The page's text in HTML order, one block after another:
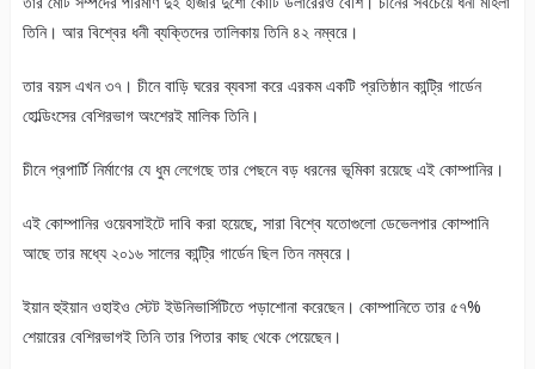
তিনি। আর বিশ্বের ধনী ব্যক্তিদের তালিকায় তিনি ৪২ নম্বরে।
তার বয়স এখন ৩৭। চীনে বাড়ি ঘরের ব্যবসা করে এরকম একটি প্রতিষ্ঠান কান্ট্রি গার্ডেন
হোল্ডিংসের বেশিরভাগ অংশেরই মালিক তিনি।
চীনে প্রপার্টি নির্মাণের যে ধুম লেগেছে তার পেছনে বড় ধরনের ভূমিকা রয়েছে এই কোম্পানির।
এই কোম্পানির ওয়েবসাইটে দাবি করা হয়েছে, সারা বিশ্বে যতোগুলো ডেভেলপার কোম্পানি
আছে তার মধ্যে ২০১৬ সালের কান্ট্রি গার্ডেন ছিল তিন নম্বরে।
ইয়ান হুইয়ান ওহাইও স্টেট ইউনিভার্সিটিতে পড়াশোনা করেছেন। কোম্পানিতে তার ৫৭%
শেয়ারের বেশিরভাগই তিনি তার পিতার কাছ থেকে পেয়েছেন।